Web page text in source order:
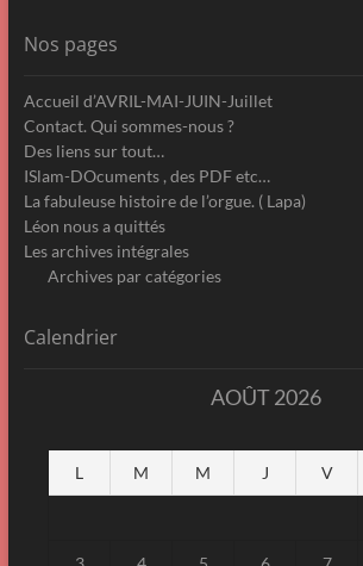
Nos pages
Accueil d’AVRIL-MAI-JUIN-Juillet
Contact. Qui sommes-nous ?
Des liens sur tout…
ISlam-DOcuments , des PDF etc…
La fabuleuse histoire de l’orgue. ( Lapa)
Léon nous a quittés
Les archives intégrales
Archives par catégories
Calendrier
AOÛT 2026
L M M J V